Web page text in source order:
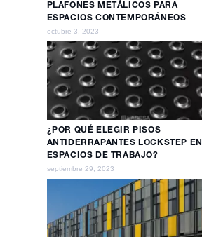
PLAFONES METÁLICOS PARA
ESPACIOS CONTEMPORÁNEOS
octubre 3, 2023
¿POR QUÉ ELEGIR PISOS
ANTIDERRAPANTES LOCKSTEP EN
ESPACIOS DE TRABAJO?
septiembre 29, 2023